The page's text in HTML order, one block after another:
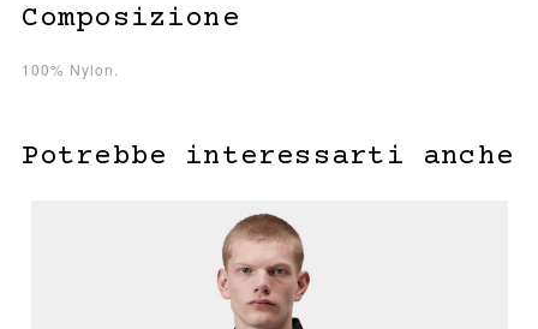
Composizione
100% Nylon.
Potrebbe interessarti anche